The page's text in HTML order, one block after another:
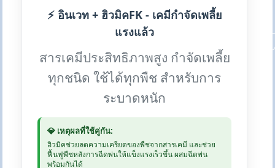
⚡ อินเวท + ฮิวมิคFK - เคมีกำจัดเพลี้ย
แรงแล้ว
สารเคมีประสิทธิภาพสูง กำจัดเพลี้ย
ทุกชนิด ใช้ได้ทุกพืช สำหรับการ
ระบาดหนัก
💎 เหตุผลที่ใช้คู่กัน:
ฮิวมิคช่วยลดความเครียดของพืชจากสารเคมี และช่วย
ฟื้นฟูพืชหลังการฉีดพ่นให้แข็งแรงเร็วขึ้น ผสมฉีดพ่น
พร้อมกันได้